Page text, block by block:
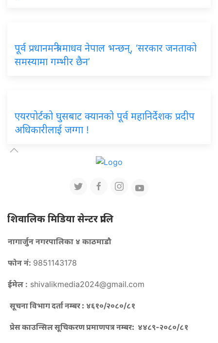
पूर्व प्रधानमन्त्री माधव नेपाल भन्छन्, ‘सरकार जनताको
समस्यामा गम्भीर छैन’
एयरपोर्टको घुसबाट क्यानको पूर्व महानिर्देशक प्रदीप
अधिकारीलाई जग्गा !
शिवालिक मिडिया सेन्टर प्रालि
नागार्जुन नगरपालिका ४ काठमाडौ
फोन नं: 9851143178
ईमेल : shivalikmedia2024@gmail.com
सूचना विभाग दर्ता नम्बर : ४६१०/२०८०/८१
प्रेस काउन्सिल सूचिकरण प्रमाणपत्र नम्बर: ४४८९-२०८०/८१